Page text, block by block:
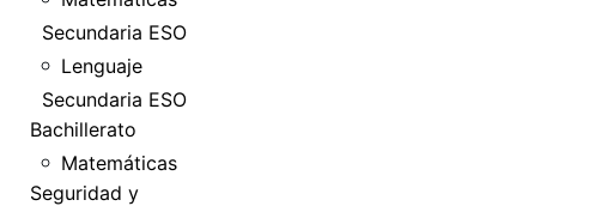
Secundaria ESO
Lenguaje
Secundaria ESO
Bachillerato
Matemáticas
Seguridad y